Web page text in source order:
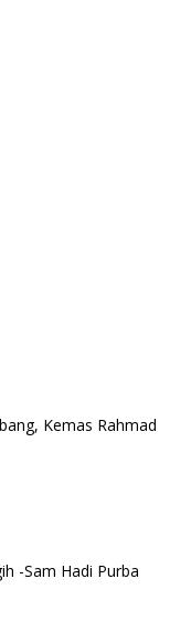
Kemas Rahmad
-Sam Hadi Purba